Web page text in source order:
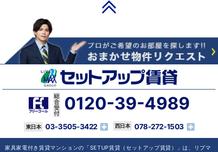
0120-39-4989
03-3505-3422 078-272-1503
家具家電付き賃貸マンションの「SETUP賃貸（セットアップ賃貸）」は、リブマ